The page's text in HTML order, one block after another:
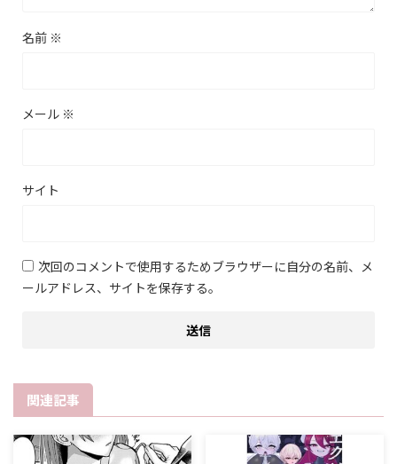
名前 ※
メール ※
サイト
次回のコメントで使用するためブラウザーに自分の名前、メ
ールアドレス、サイトを保存する。
関連記事